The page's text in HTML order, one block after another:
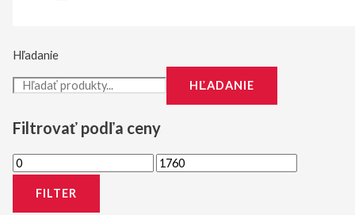
Hľadanie
HĽADANIE
Filtrovať podľa ceny
M
M
FILTER